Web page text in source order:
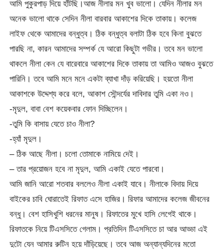
আমি পুকুরপাড় দিয়ে হাঁটছি।আজ নীলার মন খুব ভালো। যেদিন নীলার মন
অনেক ভালো থাকে সেদিন নীলা বারবার আকাশের দিকে তাকায়। কলেজ
লাইফ থেকে আমাদের বন্ধুত্ব। ঠিক বন্ধুত্ব বলাটা ঠিক হবে কিনা বুঝতে
পারছি না, কারন আমাদের সম্পর্ক যে আরো কিছুটা গভীর। তবে মন ভালো
থাকলে নীলা কেন যে বারেবারে আকাশের দিকে তাকায় তা আমিও আজও বুঝতে
পারিনি। তবে আমি মনে মনে একটা ব্যাখা দাঁড় করিয়েছি। হয়তো নীলা
আকাশকে উদ্দেশ্য করে বলে, আকাশ সৌন্দর্যের দাবিদার তুমি একা নও।
-মৃদুল, বাবা বেশ কয়েকবার ফোন দিচ্ছিলেন।
-তুমি কি বাসায় যেতে চাও নীলা?
-হ্যাঁ মৃদুল।
– ঠিক আছে নীলা। চলো তোমাকে নামিয়ে দেই।
– তার প্রয়োজন হবে না মৃদুল, আমি একাই যেতে পারবো।
আমি জানি আরো শতবার বললেও নীলা একাই যাবে। নীলাকে বিদায় দিয়ে
বাইকের চাবি ঘোরাতেই রিফাত এসে হাজির। রিফার আমাদের কলেজ জীবনের
বন্ধু। বেশ হাসিখুশি ধরনের মানুষ। রিফাতের মুখে হাসি লেগেই থাকে।
রিফাতকে নিয়ে টিএসসিতে গেলাম। প্রতিদিন টিএসসিতে চা আর আড্ডা এই
দুটো যেন আমার রুটিন হয়ে দাঁড়িয়েছে। তবে আজ অন্যান্যদিনের মতো